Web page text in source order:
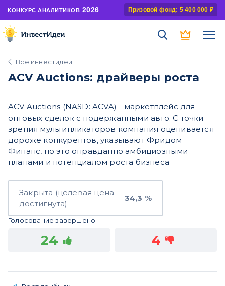
КОНКУРС АНАЛИТИКОВ 2026 Призовой фонд: 5 400 000 ₽
Все инвестидеи
ACV Auctions: драйверы роста
ACV Auctions (NASD: ACVA) - маркетплейс для
оптовых сделок с подержанными авто. С точки
зрения мультипликаторов компания оценивается
дороже конкурентов, указывают Фридом
Финанс, но это оправданно амбициозными
планами и потенциалом роста бизнеса
Закрыта (целевая цена
достигнута)
34,3 %
Голосование завершено.
24 4